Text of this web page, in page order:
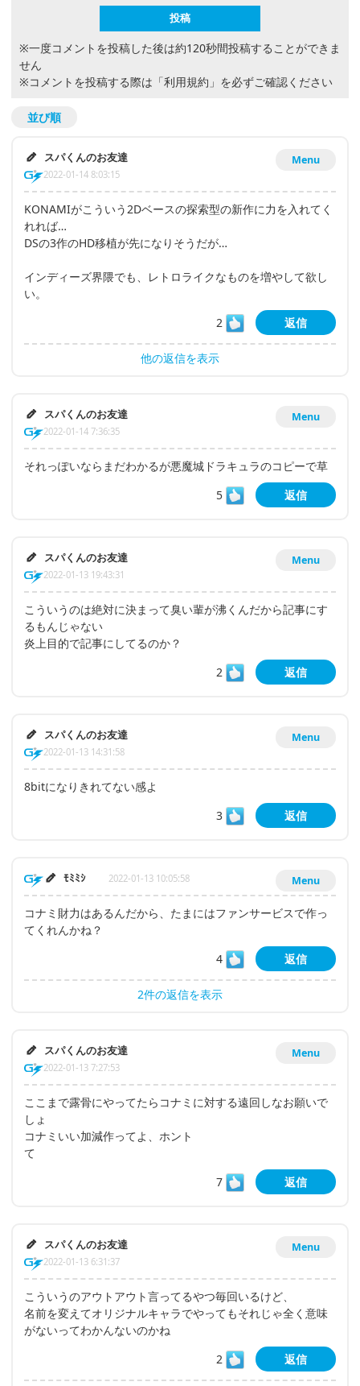
※一度コメントを投稿した後は約120秒間投稿することができま
せん
※コメントを投稿する際は 「利用規約」 を必ずご確認ください
並び順
Menu
スパくんのお友達
2022-01-14 8:03:15
KONAMIがこういう2Dベースの探索型の新作に力を入れてく
れれば…
DSの3作のHD移植が先になりそうだが…
インディーズ界隈でも、レトロライクなものを増やして欲し
い。
2
返信
他の返信を表示
Menu
スパくんのお友達
2022-01-14 7:36:35
それっぽいならまだわかるが悪魔城ドラキュラのコピーで草
5
返信
Menu
スパくんのお友達
2022-01-13 19:43:31
こういうのは絶対に決まって臭い輩が沸くんだから記事にす
るもんじゃない
炎上目的で記事にしてるのか？
2
返信
Menu
スパくんのお友達
2022-01-13 14:31:58
8bitになりきれてない感よ
3
返信
Menu
ﾓﾐﾐｼ 2022-01-13 10:05:58
コナミ財力はあるんだから、たまにはファンサービスで作っ
てくれんかね？
4
返信
2件の返信を表示
Menu
スパくんのお友達
2022-01-13 7:27:53
ここまで露骨にやってたらコナミに対する遠回しなお願いで
しょ
コナミいい加減作ってよ、ホント
て
7
返信
Menu
スパくんのお友達
2022-01-13 6:31:37
こういうのアウトアウト言ってるやつ毎回いるけど、
名前を変えてオリジナルキャラでやってもそれじゃ全く意味
がないってわかんないのかね
2
返信